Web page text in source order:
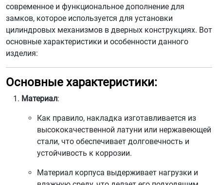
современное и функциональное дополнение для
замков, которое используется для установки
цилиндровых механизмов в дверных конструкциях. Вот
основные характеристики и особенности данного
изделия:
Основные характеристики:
Материал:
Как правило, накладка изготавливается из
высококачественной латуни или нержавеющей
стали, что обеспечивает долговечность и
устойчивость к коррозии.
Материал корпуса выдерживает нагрузки и